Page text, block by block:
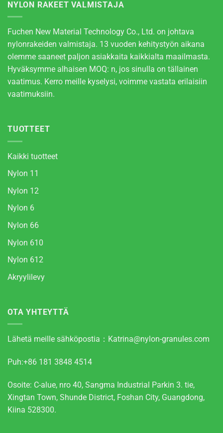
NYLON RAKEET VALMISTAJA
Fuchen New Material Technology Co., Ltd. on johtava
nylonrakeiden valmistaja. 13 vuoden kehitystyön aikana
olemme saaneet paljon asiakkaita kaikkialta maailmasta.
Hyväksymme alhaisen MOQ: n, jos sinulla on tällainen
vaatimus. Kerro meille kyselysi, voimme vastata erilaisiin
vaatimuksiin.
TUOTTEET
Kaikki tuotteet
Nylon 11
Nylon 12
Nylon 6
Nylon 66
Nylon 610
Nylon 612
Akryylilevy
OTA YHTEYTTÄ
Lähetä meille sähköpostia： Katrina@nylon-granules.com
Puh:+86 181 3848 4514
Osoite: C-alue, nro 40, Sangma Industrial Parkin 3. tie,
Xingtan Town, Shunde District, Foshan City, Guangdong,
Kiina 528300.